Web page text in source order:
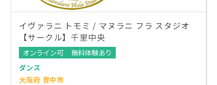
イヴァラニ トモミ / マヌラニ フラ スタジオ
【サークル】千里中央
オンライン可
無料体験あり
ダンス
大阪府 豊中市